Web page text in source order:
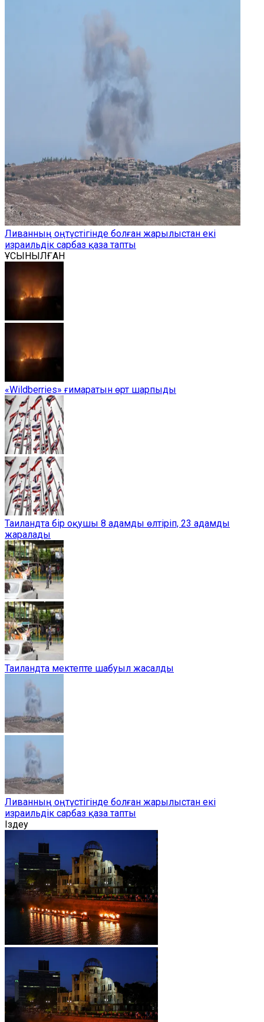
Ливанның оңтүстігінде болған жарылыстан екі
израильдік сарбаз қаза тапты
ҰСЫНЫЛҒАН
«Wildberries» ғимаратын өрт шарпыды
Таиландта бір оқушы 8 адамды өлтіріп, 23 адамды
жаралады
Таиландта мектепте шабуыл жасалды
Ливанның оңтүстігінде болған жарылыстан екі
израильдік сарбаз қаза тапты
Іздеу